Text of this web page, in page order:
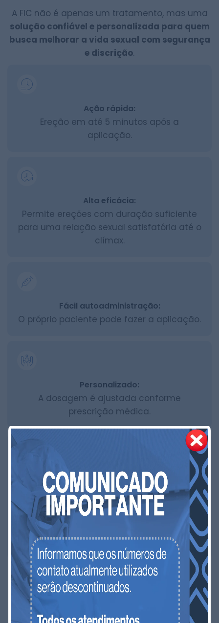
A FIC não é apenas um tratamento, mas uma
solução confiável e personalizada para quem
busca melhorar a vida sexual com segurança
e discrição.
Ação rápida:
Ereção em até 5 minutos após a
aplicação.
Alta eficácia:
Permite ereções com duração suficiente
para uma relação sexual satisfatória até o
clímax.
Fácil autoadministração:
O próprio paciente pode fazer a aplicação.
Personalizado:
A dosagem é ajustada conforme
prescrição médica.
Versatilidade:
Eficaz em casos de DE por causas
vasculares, neurológicas, hormonais, pós-
cirúrgicas (retirada da próstata) ou
resistência a medicamentos orais como
viagra, tadalafila, etc.